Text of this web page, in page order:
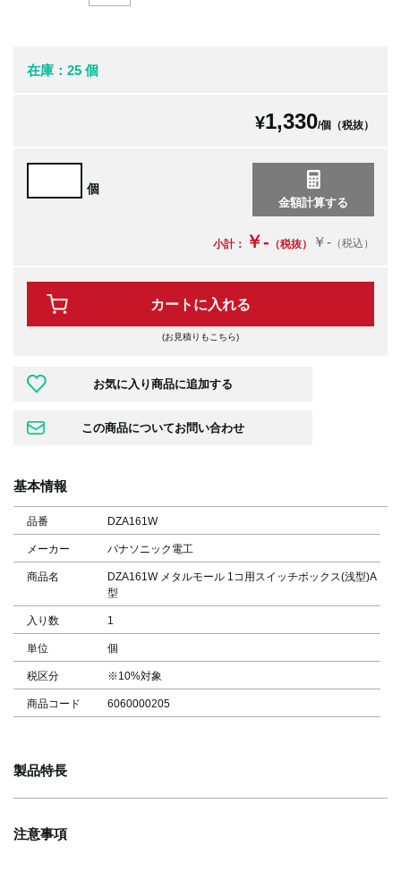
在庫：25 個
¥1,330/個（税抜）
個
小計： ￥- （税抜） ￥- （税込）
カートに入れる
(お見積りもこちら)
基本情報
品番 DZA161W
メーカー パナソニック電工
商品名
DZA161W メタルモール 1コ用スイッチボックス(浅型)A
型
入り数 1
単位 個
税区分 ※10%対象
商品コード 6060000205
製品特長
注意事項